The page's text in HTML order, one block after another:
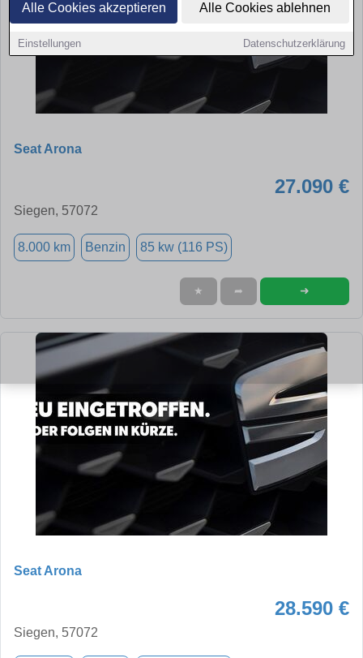
Alle Cookies akzeptieren Alle Cookies ablehnen
Einstellungen Datenschutzerklärung
Seat Arona
27.090 €
Siegen, 57072
8.000 km Benzin 85 kw (116 PS)
★ ➦ ➜
Seat Arona
28.590 €
Siegen, 57072